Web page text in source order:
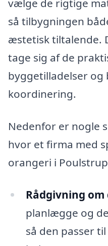
vælge de rigtige
så tilbygningen
æstetisk tiltalende.
tage sig af de
byggetilladelser og
koordinering.
Nedenfor er nogle
hvor et firma med
orangeri i
Rådgivning om
planlægge og
så den passer